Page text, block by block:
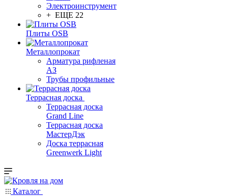
Электроинструмент
+ ЕЩЕ 22
Плиты OSB
Металлопрокат
Арматура рифленая
АЗ
Трубы профильные
Террасная доска
Террасная доска
Grand Line
Террасная доска
МастерДэк
Доска террасная
Greenwerk Light
Каталог